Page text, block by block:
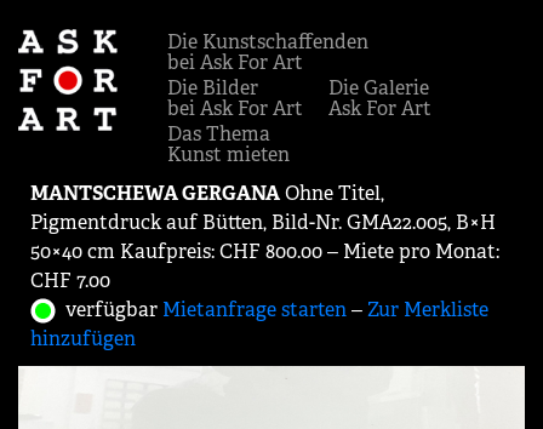
Die Kunstschaffenden
bei Ask For Art
Die Bilder
bei Ask For Art
Die Galerie
Ask For Art
Das Thema
Kunst mieten
MANTSCHEWA GERGANAOhne Titel,
Pigmentdruck auf Bütten, Bild-Nr. GMA22.005, B×H
50×40 cm Kaufpreis: CHF 800.00 ‒ Miete pro Monat:
CHF 7.00
verfügbar Mietanfrage starten‒Zur Merkliste
hinzufügen